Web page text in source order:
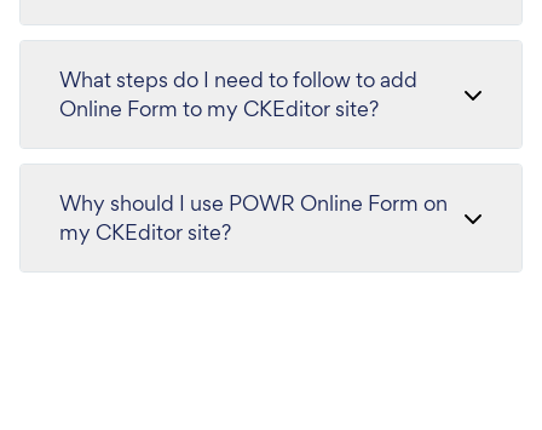
What steps do I need to follow to add
Online Form to my CKEditor site?
Why should I use POWR Online Form on
my CKEditor site?